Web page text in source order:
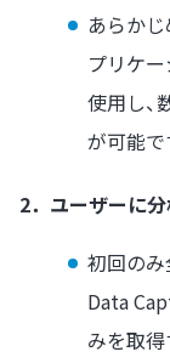
あらか
プリケ
使用し
が可能で
2．ユーザーに
初回のみ
Data
みを取